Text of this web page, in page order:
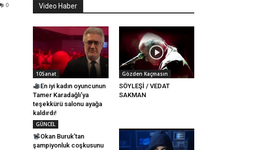
0 Video Haber
10Sanat
En iyi kadın oyuncunun
Tamer Karadağlı’ya
teşekkürü salonu ayağa
kaldırdı!
Gözden Kaçmasın
SÖYLEŞİ / VEDAT
SAKMAN
GÜNCEL
Okan Buruk’tan
şampiyonluk coşkusunu